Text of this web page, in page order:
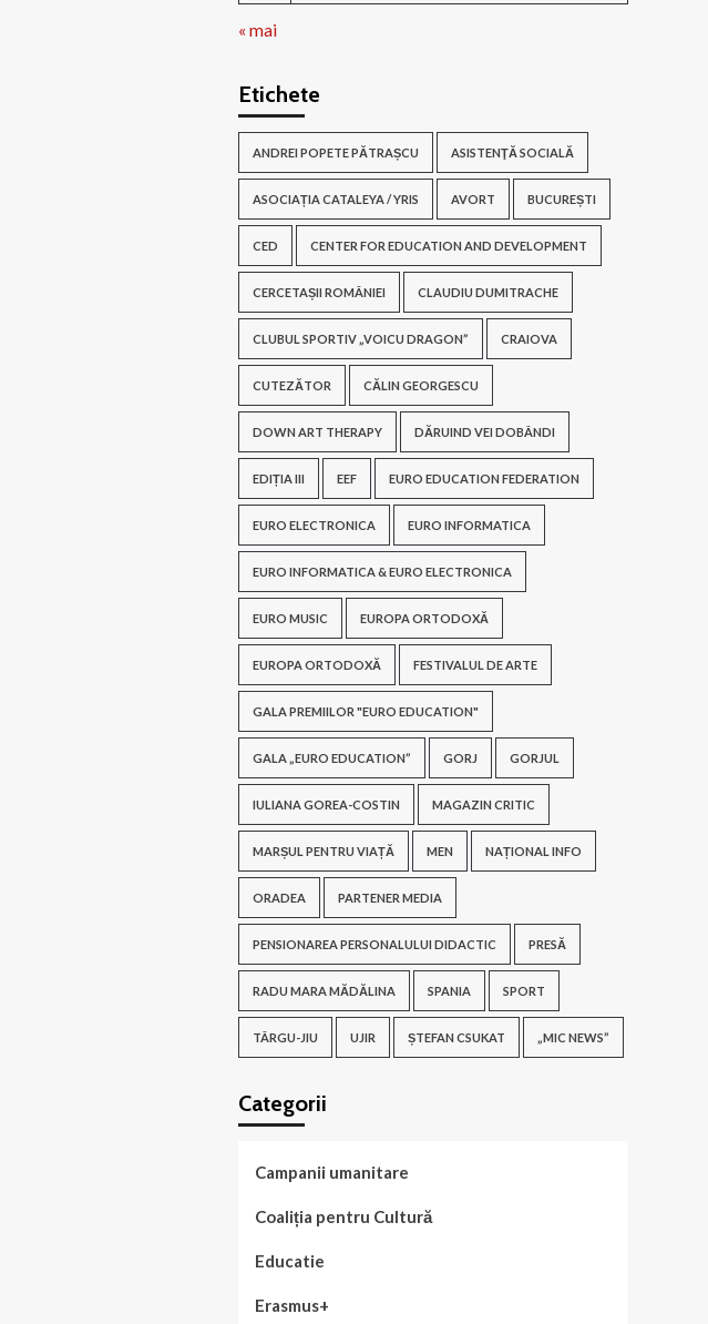
« mai
Etichete
ANDREI POPETE PĂTRAȘCU ASISTENŢĂ SOCIALĂ
ASOCIAȚIA CATALEYA / YRIS AVORT BUCUREȘTI
CED CENTER FOR EDUCATION AND DEVELOPMENT
CERCETAȘII ROMÂNIEI CLAUDIU DUMITRACHE
CLUBUL SPORTIV „VOICU DRAGON” CRAIOVA
CUTEZĂTOR CĂLIN GEORGESCU
DOWN ART THERAPY DĂRUIND VEI DOBÂNDI
EDIȚIA III EEF EURO EDUCATION FEDERATION
EURO ELECTRONICA EURO INFORMATICA
EURO INFORMATICA & EURO ELECTRONICA
EURO MUSIC EUROPA ORTODOXĂ
EUROPA ORTODOXĂ FESTIVALUL DE ARTE
GALA PREMIILOR "EURO EDUCATION"
GALA „EURO EDUCATION” GORJ GORJUL
IULIANA GOREA-COSTIN MAGAZIN CRITIC
MARȘUL PENTRU VIAȚĂ MEN NAȚIONAL INFO
ORADEA PARTENER MEDIA
PENSIONAREA PERSONALULUI DIDACTIC PRESĂ
RADU MARA MĂDĂLINA SPANIA SPORT
TÂRGU-JIU UJIR ȘTEFAN CSUKAT „MIC NEWS”
Categorii
Campanii umanitare
Coaliția pentru Cultură
Educatie
Erasmus+